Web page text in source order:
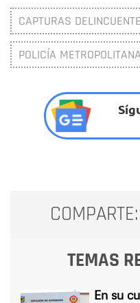
CAPTURAS
POLICÍA
COMPARTE:
TEMAS
En su